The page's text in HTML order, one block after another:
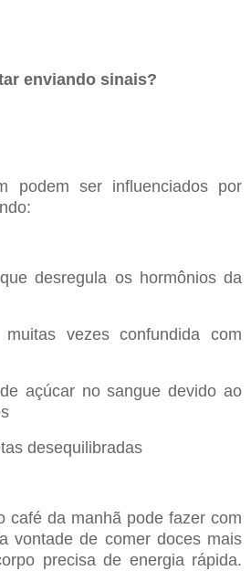
enviando sinais?
podem ser influenciados por
desregula os hormônios da
vezes confundida com
açúcar no sangue devido ao
desequilibradas
café da manhã pode fazer com
vontade de comer doces mais
precisa de energia rápida.